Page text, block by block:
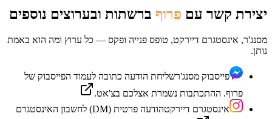
יצירת קשר עם פרוף ברשתות ובערוצים נוספים
מסנג'ר, אינסטגרם דיירקט, טופס פנייה ופקס — כל ערוץ ומה הוא באמת
נותן.
פייסבוק מסנג'רשליחת הודעה כתובה לעמוד הפייסבוק של
פרוף. ההתכתבות נשמרת אצלכם בצ'אט.
אינסטגרם דיירקט
הודעה פרטית (DM) לחשבון האינסטגרם